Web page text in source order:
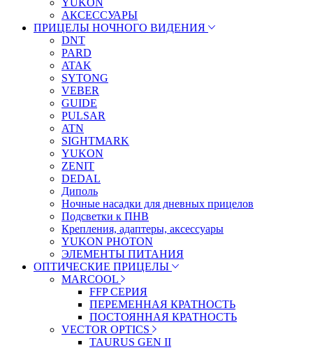
YUKON
АКСЕССУАРЫ
ПРИЦЕЛЫ НОЧНОГО ВИДЕНИЯ
DNT
PARD
ATAK
SYTONG
VEBER
GUIDE
PULSAR
ATN
SIGHTMARK
YUKON
ZENIT
DEDAL
Диполь
Ночные насадки для дневных прицелов
Подсветки к ПНВ
Крепления, адаптеры, аксессуары
YUKON PHOTON
ЭЛЕМЕНТЫ ПИТАНИЯ
ОПТИЧЕСКИЕ ПРИЦЕЛЫ
MARCOOL
FFP СЕРИЯ
ПЕРЕМЕННАЯ КРАТНОСТЬ
ПОСТОЯННАЯ КРАТНОСТЬ
VECTOR OPTICS
TAURUS GEN II